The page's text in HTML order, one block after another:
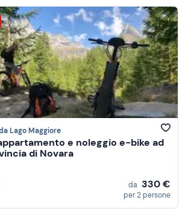
Lago Maggiore
e noleggio e-bike ad
di Novara
da 330 €
per 2 persone